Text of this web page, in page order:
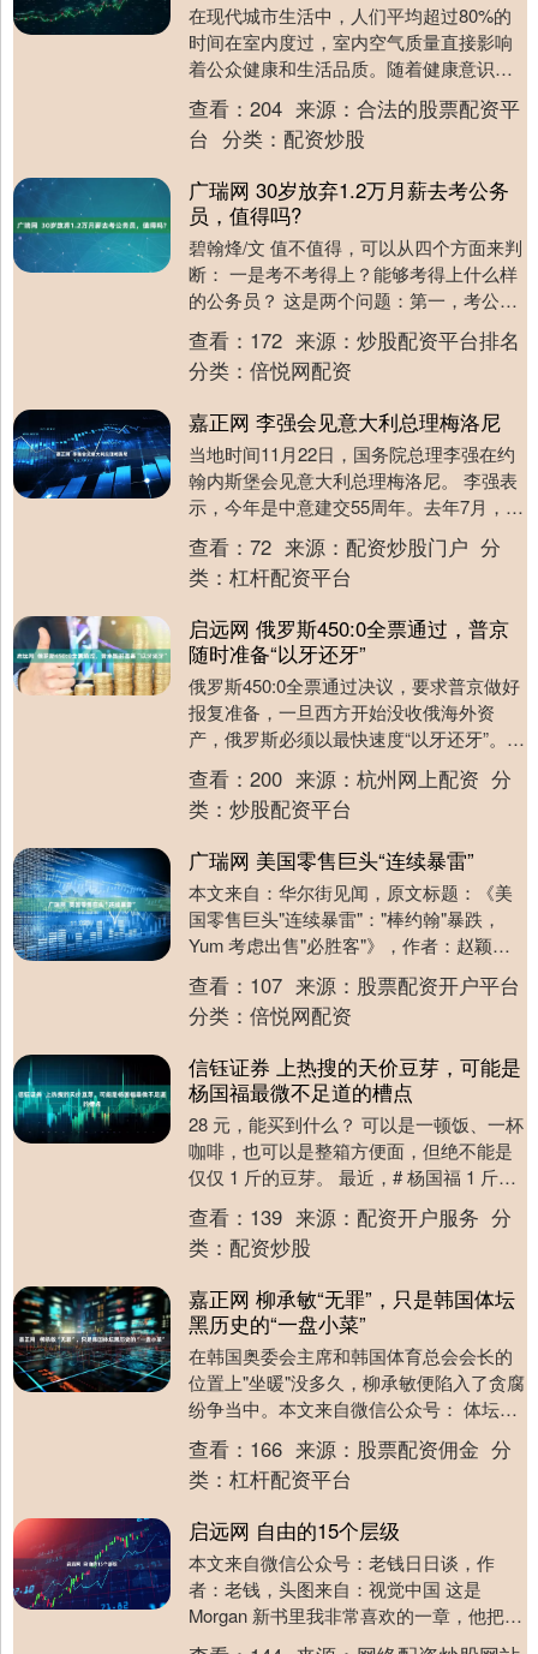
在现代城市生活中，人们平均超过80%的
时间在室内度过，室内空气质量直接影响
着公众健康和生活品质。随着健康意识的
提升，室内环境治理行业应运而生，除甲
醛公司作为这一....
查看： 204 来源： 合法的股票配资平
台 分类： 配资炒股
广瑞网 30岁放弃1.2万月薪去考公务
员，值得吗?
碧翰烽/文 值不值得，可以从四个方面来判
断： 一是考不考得上？能够考得上什么样
的公务员？ 这是两个问题：第一，考公务
员不是那么容易的。可以说竞争力相当之
大，报考....
查看： 172 来源： 炒股配资平台排名
分类： 倍悦网配资
嘉正网 李强会见意大利总理梅洛尼
当地时间11月22日，国务院总理李强在约
翰内斯堡会见意大利总理梅洛尼。 李强表
示，今年是中意建交55周年。去年7月，习
近平主席同总理女士在北京举行会晤，就
深化中....
查看： 72 来源： 配资炒股门户 分
类： 杠杆配资平台
启远网 俄罗斯450:0全票通过，普京
随时准备“以牙还牙”
俄罗斯450:0全票通过决议，要求普京做好
报复准备，一旦西方开始没收俄海外资
产，俄罗斯必须以最快速度“以牙还牙”。
12 月初，俄罗斯国家杜马（议会下院）的
投票....
查看： 200 来源： 杭州网上配资 分
类： 炒股配资平台
广瑞网 美国零售巨头“连续暴雷”
本文来自：华尔街见闻，原文标题：《美
国零售巨头"连续暴雷"："棒约翰"暴跌，
Yum 考虑出售"必胜客"》，作者：赵颖，
头图来自：视觉中国 美国餐饮连锁行业正
遭遇....
查看： 107 来源： 股票配资开户平台
分类： 倍悦网配资
信钰证券 上热搜的天价豆芽，可能是
杨国福最微不足道的槽点
28 元，能买到什么？ 可以是一顿饭、一杯
咖啡，也可以是整箱方便面，但绝不能是
仅仅 1 斤的豆芽。 最近，# 杨国福 1 斤豆
芽 28 元贵过山姆 # 登上热搜....
查看： 139 来源： 配资开户服务 分
类： 配资炒股
嘉正网 柳承敏“无罪”，只是韩国体坛
黑历史的“一盘小菜”
在韩国奥委会主席和韩国体育总会会长的
位置上"坐暖"没多久，柳承敏便陷入了贪腐
纷争当中。本文来自微信公众号： 体坛经
济观察 ，作者：月半，头图来自：视觉中
国 当地....
查看： 166 来源： 股票配资佣金 分
类： 杠杆配资平台
启远网 自由的15个层级
本文来自微信公众号：老钱日日谈，作
者：老钱，头图来自：视觉中国 这是
Morgan 新书里我非常喜欢的一章，他把财
务独立（自由）划分为 15 个等级，每个人